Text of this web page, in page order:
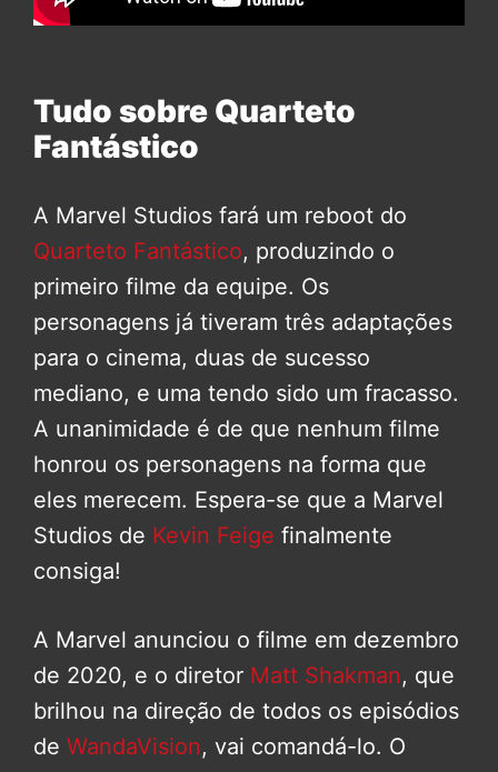
Tudo sobre Quarteto
Fantástico
A Marvel Studios fará um reboot do
Quarteto Fantástico, produzindo o
primeiro filme da equipe. Os
personagens já tiveram três adaptações
para o cinema, duas de sucesso
mediano, e uma tendo sido um fracasso.
A unanimidade é de que nenhum filme
honrou os personagens na forma que
eles merecem. Espera-se que a Marvel
Studios de Kevin Feige finalmente
consiga!
A Marvel anunciou o filme em dezembro
de 2020, e o diretor Matt Shakman, que
brilhou na direção de todos os episódios
de WandaVision, vai comandá-lo. O